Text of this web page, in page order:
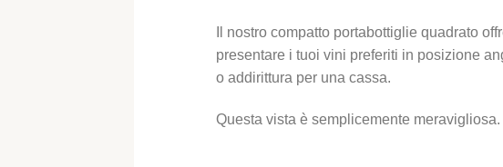
Il nostro compatto portabottiglie quadrato
presentare i tuoi vini preferiti in posizione
o addirittura per una cassa.
Questa vista è semplicemente meravigliosa.